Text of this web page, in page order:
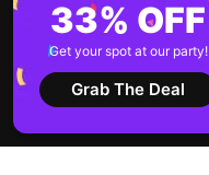
Как добавить чат-бота на
основе искусственного
интеллекта на свой сайт
Посмотреть все посты
33% OFF
Get your spot at our party!
Grab The Deal